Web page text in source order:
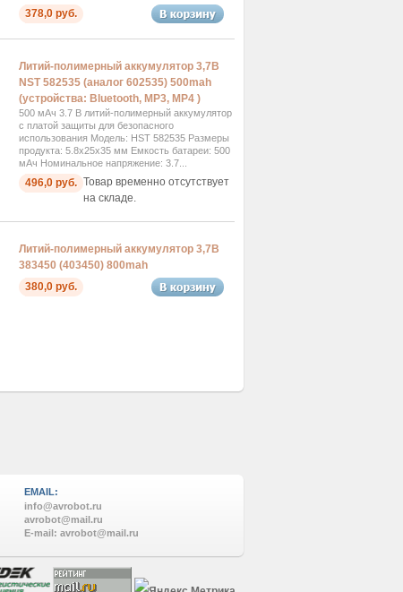
378,0 руб.
Литий-полимерный аккумулятор 3,7В
NST 582535 (аналог 602535) 500mah
(устройства: Bluetooth, MP3, MP4 )
500 мАч 3.7 В литий-полимерный аккумулятор
с платой защиты для безопасного
использования Модель: HST 582535 Размеры
продукта: 5.8x25x35 мм Емкость батареи: 500
мАч Номинальное напряжение: 3.7...
496,0 руб. Товар временно отсутствует
на складе.
Литий-полимерный аккумулятор 3,7В
383450 (403450) 800mah
380,0 руб.
EMAIL:
info@avrobot.ru
avrobot@mail.ru
E-mail: avrobot@mail.ru